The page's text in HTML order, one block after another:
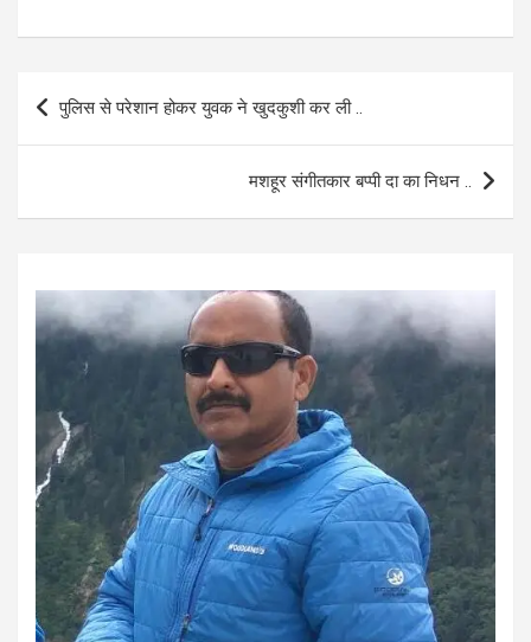
ce
o
at
s
A
ail ar
Post
navigation
पुलिस से परेशान होकर युवक ने खुदकुशी कर ली ..
मशहूर संगीतकार बप्पी दा का निधन ..